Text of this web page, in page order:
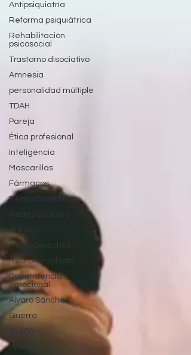
Antipsiquiatría
Reforma psiquiátrica
Rehabilitación
psicosocial
Trastorno disociativo
Amnesia
personalidad múltiple
TDAH
Pareja
Ética profesional
Inteligencia
Mascarillas
Fármacos
Benzodiazepinas
Autismo
Neuroderechos
Neurotecnología
Dependencia
emocional
Alvaro Sánchez
Guerra
Sueño
Apatía